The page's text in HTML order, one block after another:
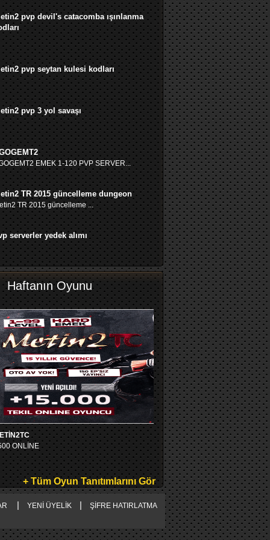
pvp devil's catacomba ışınlanma
pvp seytan kulesi kodları
pvp 3 yol savaşı
EMEK 1-120 PVP SERVER...
TR 2015 güncelleme dungeon
TR 2015 güncelleme ...
serverler yedek alımı
Haftanın Oyunu
ONLİNE
+ Tüm Oyun Tanıtımlarını Gör
| YENİ ÜYELİK | ŞİFRE HATIRLATMA